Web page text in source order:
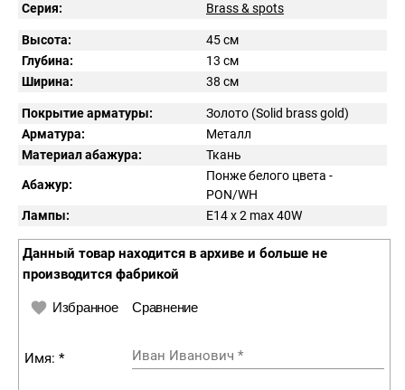
Серия:
Brass & spots
Высота:
45 см
Глубина:
13 см
Ширина:
38 см
Покрытие арматуры:
Золото (Solid brass gold)
Арматура:
Металл
Материал абажура:
Ткань
Абажур:
Понже белого цвета -
PON/WH
Лампы:
E14 x 2 max 40W
Данный товар находится в архиве и больше не
производится фабрикой
Избранное Сравнение
Имя: * Иван Иванович *